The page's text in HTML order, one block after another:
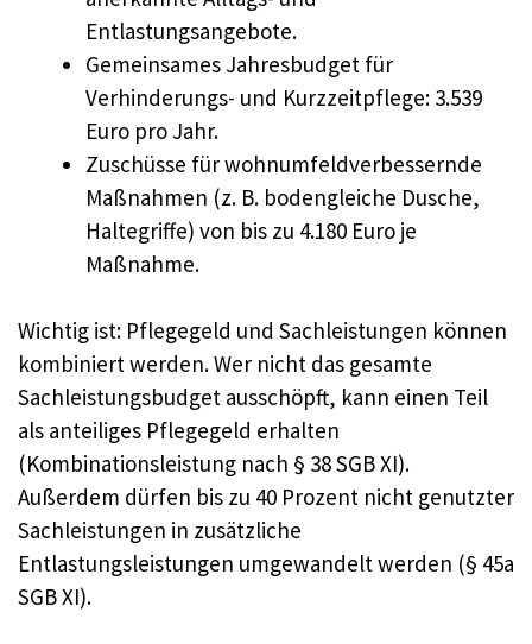
Entlastungsangebote.
Gemeinsames Jahresbudget für
Verhinderungs- und Kurzzeitpflege: 3.539
Euro pro Jahr.
Zuschüsse für wohnumfeldverbessernde
Maßnahmen (z. B. bodengleiche Dusche,
Haltegriffe) von bis zu 4.180 Euro je
Maßnahme.
Wichtig ist: Pflegegeld und Sachleistungen können
kombiniert werden. Wer nicht das gesamte
Sachleistungsbudget ausschöpft, kann einen Teil
als anteiliges Pflegegeld erhalten
(Kombinationsleistung nach § 38 SGB XI).
Außerdem dürfen bis zu 40 Prozent nicht genutzter
Sachleistungen in zusätzliche
Entlastungsleistungen umgewandelt werden (§ 45a
SGB XI).